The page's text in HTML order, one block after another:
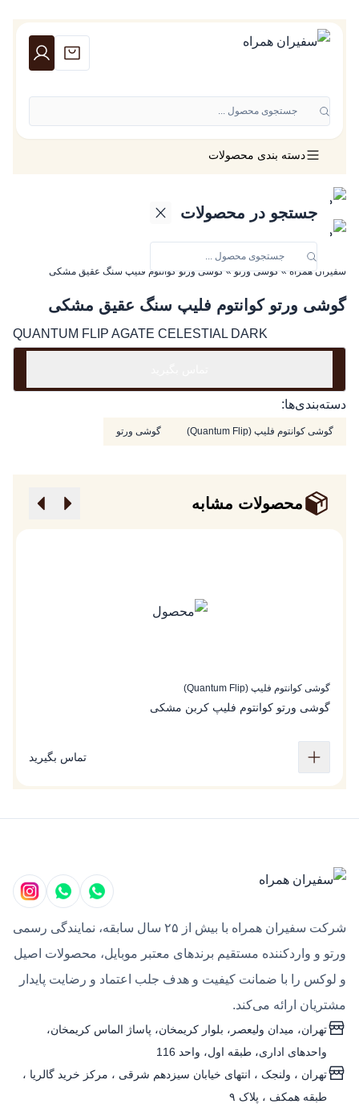
جستجوی محصول ...
جستجو در محصولات
دسته بندی محصولات
سفیران همراه»گوشی ورتو»گوشی ورتو کوانتوم فلیپ سنگ عقیق مشکی
گوشی ورتو کوانتوم فلیپ سنگ عقیق مشکی
QUANTUM FLIP AGATE CELESTIAL DARK
دسته‌بندی‌ها:
گوشی کوانتوم فلیپ (Quantum Flip) گوشی ورتو
محصولات مشابه
گوشی کوانتوم فلیپ (Quantum Flip)
گوشی‌ ورتو کوانتوم فلیپ کربن مشکی
تماس بگیرید
شرکت سفیران همراه با بیش از ۲۵ سال سابقه، نمایندگی رسمی
ورتو و واردکننده مستقیم برندهای معتبر موبایل، محصولات اصیل
و لوکس را با ضمانت کیفیت و هدف جلب اعتماد و رضایت پایدار
مشتریان ارائه می‌کند.
تهران، میدان ولیعصر، بلوار کریمخان، پاساژ الماس کریمخان،
واحدهای اداری، طبقه اول، واحد 116
تهران ، ولنجک‌ ، انتهای خیابان سیزدهم شرقی ، مرکز خرید گالریا ،
طبقه همکف ، پلاک ۹